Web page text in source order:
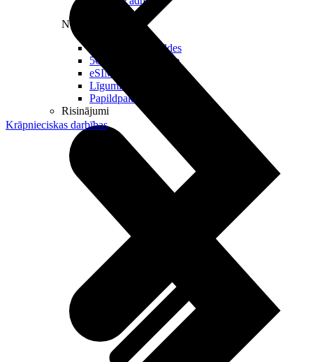
Noderīgi
Jautājumi un atbildes
5G pārklājuma karte
eSIM tehnoloģija
Līgumi un noteikumi
Papildpakalpojumi
Risinājumi
Krāpnieciskas darbības